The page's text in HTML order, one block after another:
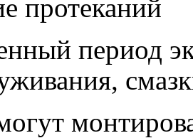
протеканий
период